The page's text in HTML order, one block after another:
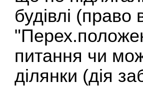
будівлі (право
питання чи
ділянки (дія